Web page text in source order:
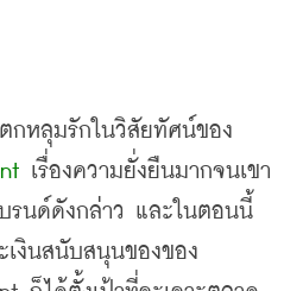
ตกหลุมรักในวิสัยทัศน์ของ
เรื่องความยั่งยืนมากจนเขา
รนด์ดังกล่าว และในตอนนี้
เงินสนับสนุนของของ